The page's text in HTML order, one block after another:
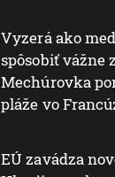
Vyzerá ako
spôsobiť vážne
Mechúrovka
pláže vo
EÚ zavádza